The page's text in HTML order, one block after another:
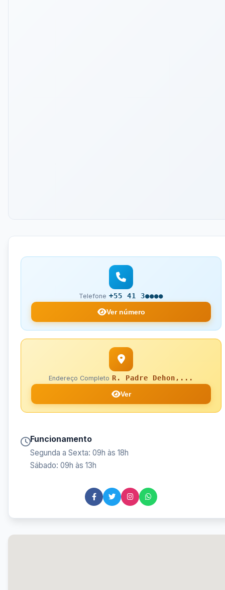
Telefone +55 41 3●●●●
Ver número
Endereço Completo R. Padre Dehon,...
Ver
Funcionamento
Segunda a Sexta: 09h às 18h
Sábado: 09h às 13h